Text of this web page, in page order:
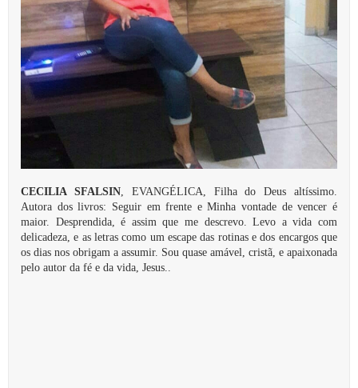
CECILIA SFALSIN, EVANGÉLICA, Filha do Deus altíssimo.
Autora dos livros: Seguir em frente e Minha vontade de vencer é
maior. Desprendida, é assim que me descrevo. Levo a vida com
delicadeza, e as letras como um escape das rotinas e dos encargos que
os dias nos obrigam a assumir. Sou quase amável, cristã, e apaixonada
pelo autor da fé e da vida, Jesus..